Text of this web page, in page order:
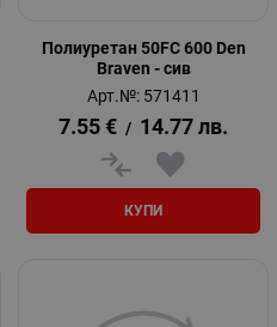
Полиуретан 50FC 600 Den
Braven - сив
Арт.№: 571411
7.55 € / 14.77 лв.
КУПИ